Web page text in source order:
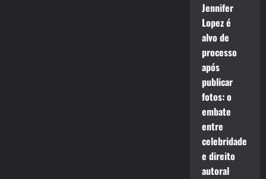
Jennifer
Lopez é
alvo de
processo
após
publicar
fotos: o
embate
entre
celebridade
e direito
autoral